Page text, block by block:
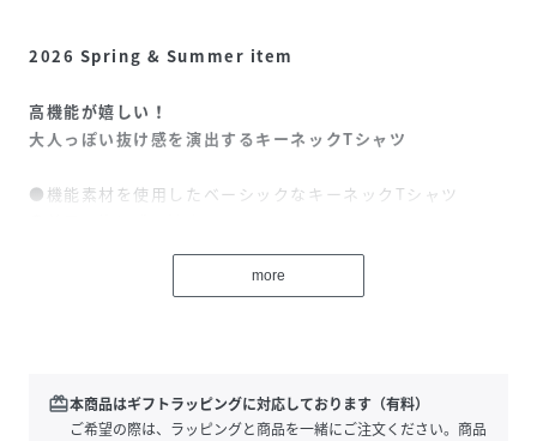
2026 Spring & Summer item
高機能が嬉しい！
大人っぽい抜け感を演出するキーネックTシャツ
●機能素材を使用したベーシックなキーネックTシャツ
嬉しい機能が詰まっています
●形はシンプルかつ程よくゆとりのあるサイジングで、幅広
ラー展開
more
redeem本商品はギフトラッピングに対応しております（有料）
ご希望の際は、ラッピングと商品を一緒にご注文ください。商品